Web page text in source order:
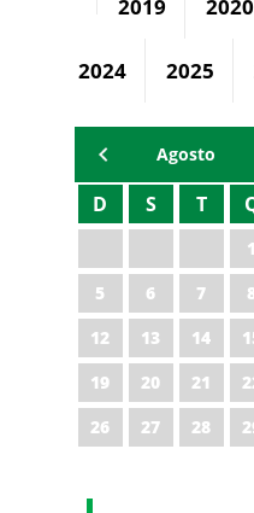
2019
2020
2024 2025
Agosto
D S T
1
5
6 7
12
13 14
19
20 21
26
27 28